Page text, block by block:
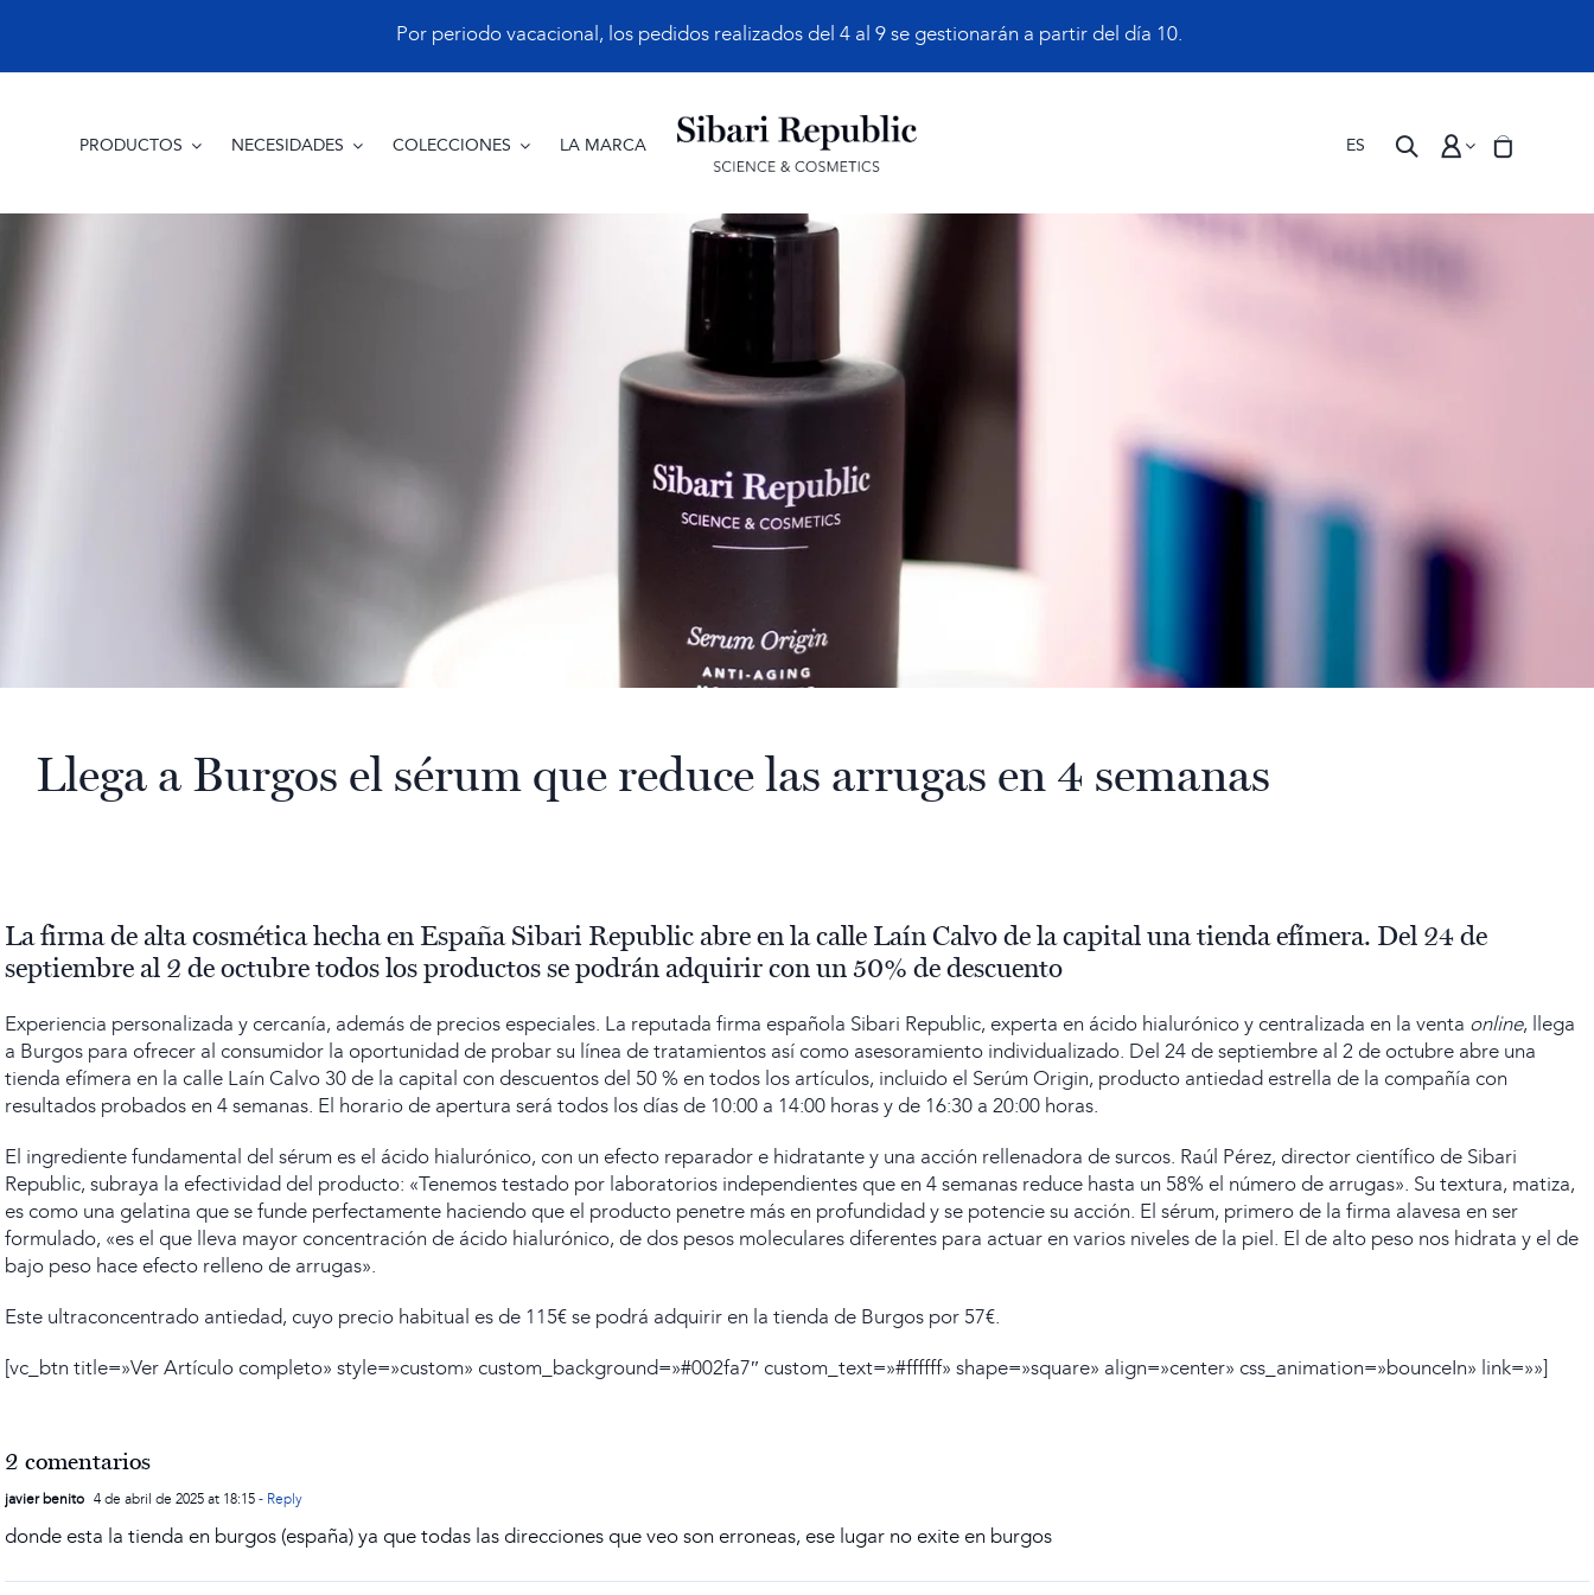
contenido
Por periodo vacacional, los pedidos realizados del 4 al 9 se gestionarán a partir del día 10.
PRODUCTOS NECESIDADES COLECCIONES LA MARCA ES
Llega a Burgos el sérum que reduce las arrugas en 4 semanas
La firma de alta cosmética hecha en España Sibari Republic abre en la calle Laín Calvo de la capital una tienda efímera. Del 24 de
septiembre al 2 de octubre todos los productos se podrán adquirir con un 50% de descuento
Experiencia personalizada y cercanía, además de precios especiales. La reputada firma española Sibari Republic, experta en ácido hialurónico y centralizada en la venta online, llega
a Burgos para ofrecer al consumidor la oportunidad de probar su línea de tratamientos así como asesoramiento individualizado. Del 24 de septiembre al 2 de octubre abre una
tienda efímera en la calle Laín Calvo 30 de la capital con descuentos del 50 % en todos los artículos, incluido el Serúm Origin, producto antiedad estrella de la compañía con
resultados probados en 4 semanas. El horario de apertura será todos los días de 10:00 a 14:00 horas y de 16:30 a 20:00 horas.
El ingrediente fundamental del sérum es el ácido hialurónico, con un efecto reparador e hidratante y una acción rellenadora de surcos. Raúl Pérez, director científico de Sibari
Republic, subraya la efectividad del producto: «Tenemos testado por laboratorios independientes que en 4 semanas reduce hasta un 58% el número de arrugas». Su textura, matiza,
es como una gelatina que se funde perfectamente haciendo que el producto penetre más en profundidad y se potencie su acción. El sérum, primero de la firma alavesa en ser
formulado, «es el que lleva mayor concentración de ácido hialurónico, de dos pesos moleculares diferentes para actuar en varios niveles de la piel. El de alto peso nos hidrata y el de
bajo peso hace efecto relleno de arrugas».
Este ultraconcentrado antiedad, cuyo precio habitual es de 115€ se podrá adquirir en la tienda de Burgos por 57€.
[vc_btn title=»Ver Artículo completo» style=»custom» custom_background=»#002fa7″ custom_text=»#ffffff» shape=»square» align=»center» css_animation=»bounceIn» link=»»]
2 comentarios
javier benito 4 de abril de 2025 at 18:15- Reply
donde esta la tienda en burgos (españa) ya que todas las direcciones que veo son erroneas, ese lugar no exite en burgos